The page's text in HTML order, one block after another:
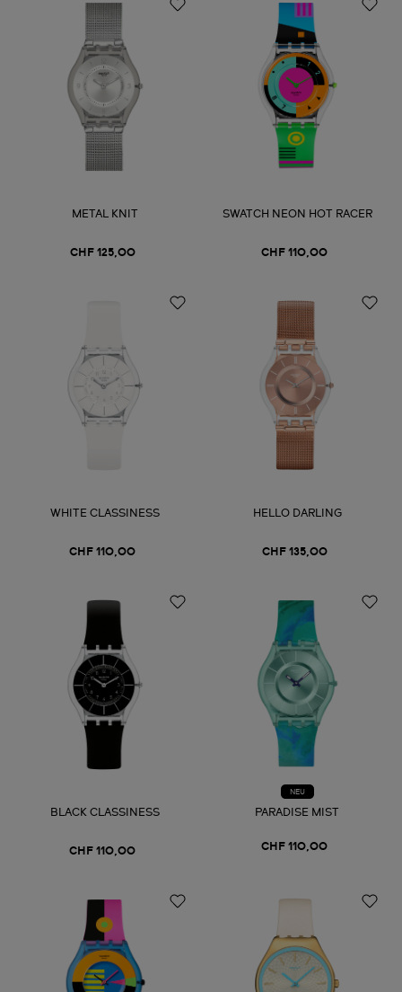
METAL KNIT
CHF 125,00
SWATCH NEON HOT RACER
CHF 110,00
WHITE CLASSINESS
CHF 110,00
HELLO DARLING
CHF 135,00
BLACK CLASSINESS
CHF 110,00
NEU
PARADISE MIST
CHF 110,00